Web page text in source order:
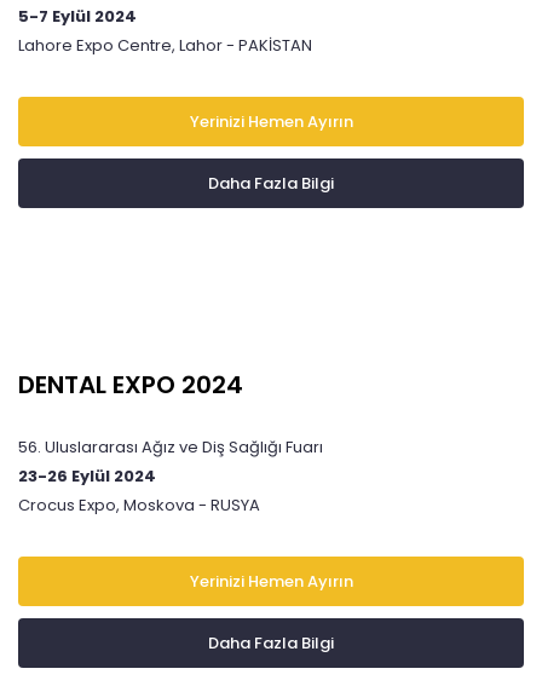
5-7 Eylül 2024
Lahore Expo Centre, Lahor - PAKİSTAN
Yerinizi Hemen Ayırın
Daha Fazla Bilgi
DENTAL EXPO 2024
56. Uluslararası Ağız ve Diş Sağlığı Fuarı
23-26 Eylül 2024
Crocus Expo, Moskova - RUSYA
Yerinizi Hemen Ayırın
Daha Fazla Bilgi